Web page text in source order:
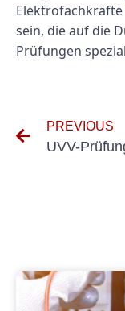
sein, die auf die
Prüfungen
PREVIOUS